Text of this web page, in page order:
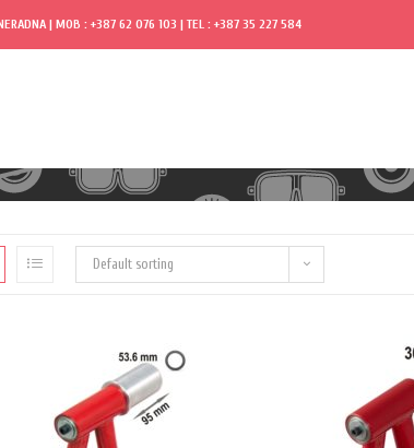
| MOB : +387 62 076 103 | TEL : +387 35 227 584
Default sorting